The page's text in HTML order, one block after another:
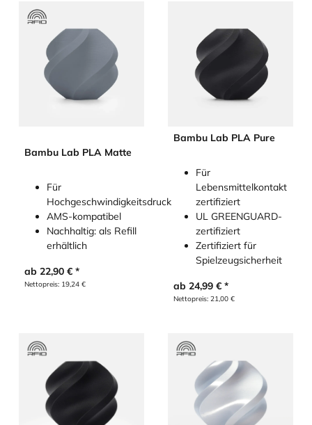
Bambu Lab PLA Matte
Für
Hochgeschwindigkeitsdruck
AMS-kompatibel
Nachhaltig: als Refill
erhältlich
ab 22,90 €
Nettopreis: 19,24 €
Bambu Lab PLA Pure
Für
Lebensmittelkontakt
zertifiziert
UL GREENGUARD-
zertifiziert
Zertifiziert für
Spielzeugsicherheit
ab 24,99€
Nettopreis: 21,00€